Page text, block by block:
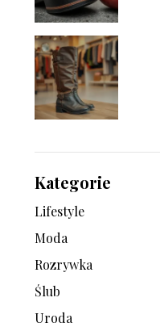
Kategorie
Lifestyle
Moda
Rozrywka
Ślub
Uroda